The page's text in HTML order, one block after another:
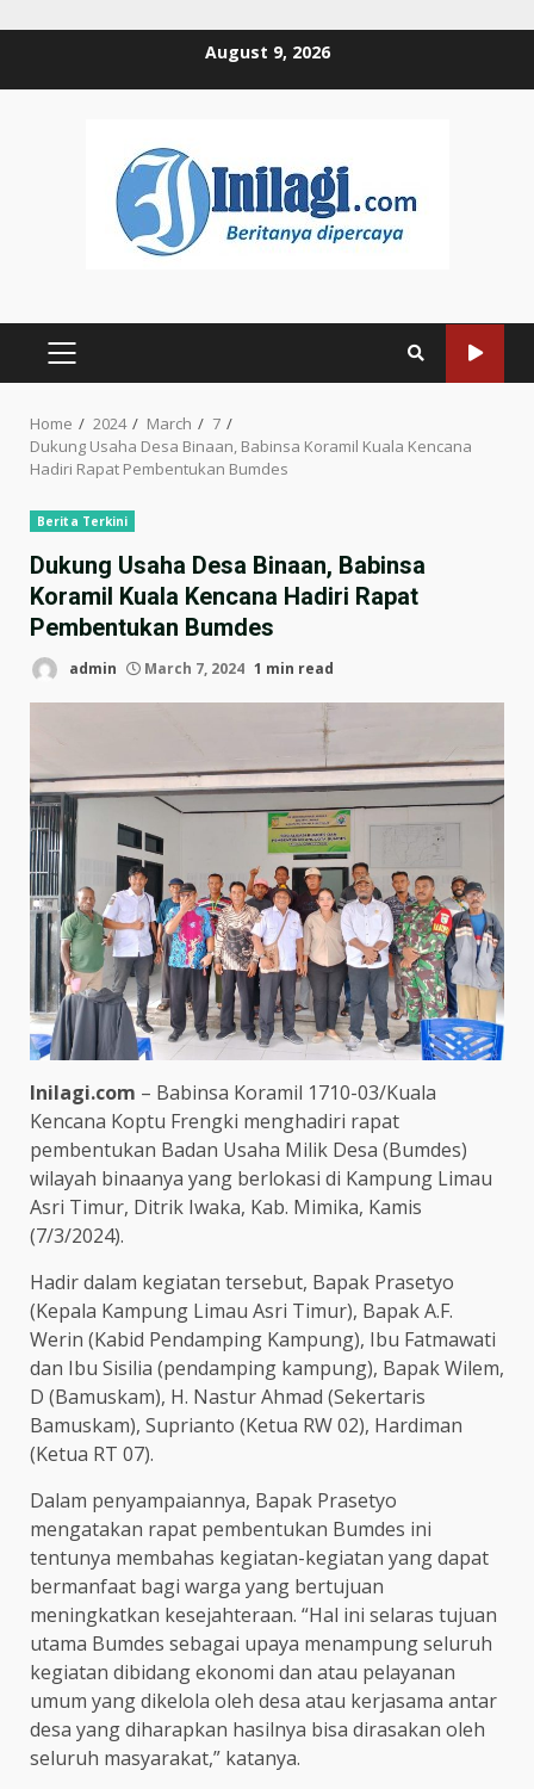
August 9, 2026
PRIMARY
Home 2024 March
7
Dukung Usaha Desa Binaan, Babinsa Koramil Kuala Kencana
Hadiri Rapat Pembentukan Bumdes
Berita Terkini
Dukung Usaha Desa Binaan, Babinsa
Koramil Kuala Kencana Hadiri Rapat
Pembentukan Bumdes
admin March 7, 2024 1 min read
Inilagi.com – Babinsa Koramil 1710-03/Kuala
Kencana Koptu Frengki menghadiri rapat
pembentukan Badan Usaha Milik Desa (Bumdes)
wilayah binaanya yang berlokasi di Kampung Limau
Asri Timur, Ditrik Iwaka, Kab. Mimika, Kamis
(7/3/2024).
Hadir dalam kegiatan tersebut, Bapak Prasetyo
(Kepala Kampung Limau Asri Timur), Bapak A.F.
Werin (Kabid Pendamping Kampung), Ibu Fatmawati
dan Ibu Sisilia (pendamping kampung), Bapak Wilem,
D (Bamuskam), H. Nastur Ahmad (Sekertaris
Bamuskam), Suprianto (Ketua RW 02), Hardiman
(Ketua RT 07).
Dalam penyampaiannya, Bapak Prasetyo
mengatakan rapat pembentukan Bumdes ini
tentunya membahas kegiatan-kegiatan yang dapat
bermanfaat bagi warga yang bertujuan
meningkatkan kesejahteraan. “Hal ini selaras tujuan
utama Bumdes sebagai upaya menampung seluruh
kegiatan dibidang ekonomi dan atau pelayanan
umum yang dikelola oleh desa atau kerjasama antar
desa yang diharapkan hasilnya bisa dirasakan oleh
seluruh masyarakat,” katanya.